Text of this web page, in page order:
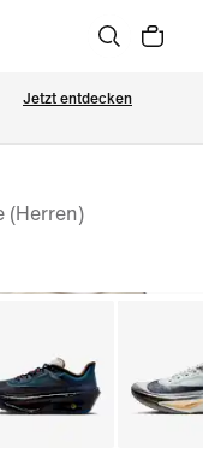
Jetzt entdecken
(Herren)